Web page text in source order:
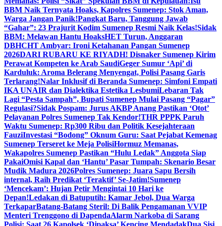
BBM Naik Ternyata Hoaks, Kapolres Sumenep: Stok Aman,
Warga Jangan Panik!Pangkat Baru, Tanggung Jawab
“Gahar”: 23 Prajurit Kodim Sumenep Resmi Naik Kelas!Sidak
BBM: Melawan Hantu HoaksHET Turun, Anggaran
DBHCHT Ambyar: Ironi Ketahanan Pangan Sumenep
2026DARI RUBARU KE RIYADH! Disnaker Sumenep Kirim
Perawat Kompeten ke Arab SaudiGeger Sumur ‘Api’ di
Karduluk: Aroma Belerang Menyengat, Polisi Pasang Garis
Terlarang!Nalar Inklusif di Beranda Sumenep: Simfoni Empati
IKA UNAIR dan Dialektika Estetika LesbumiLebaran Tak
Lagi “Pesta Sampah”, Bupati Sumenep Mulai Pasang “Pagar”
Regulasi?Sidak Pospam: Jurus AKBP Anang Pastikan ‘Otot’
Pelayanan Polres Sumenep Tak Kendor!THR PPPK Paruh
Waktu Sumenep: Rp300 Ribu dan Politik Kesejahteraan
FauziInvestasi “Bodong” Oknum Guru: Saat Pejabat Kemenag
Sumenep Terseret ke Meja PolisiHormuz Memanas,
Wakapolres Sumenep Pastikan “Hulu Ledak” Anggota Siap
PakaiOmisi Kapal dan ‘Hantu’ Pasar Tumpah: Skenario Besar
Mudik Madura 2026Polres Sumenep: Juara Sapu Bersih
internal, Raih Predikat ‘Teraktif’ Se-Jatim!Sumenep
‘Mencekam’: Hujan Petir Mengintai 10 Hari ke
Depan!Ledakan di Batuputih: Kamar Jebol, Dua Warga
TerkaparBatang-Batang Steril: Di Balik Pengamanan VVIP
Menteri Trenggono di DapendaAlarm Narkoba di Sarang